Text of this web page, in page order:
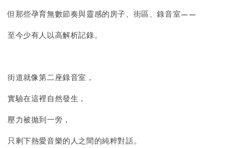
但那些孕育無數節奏與靈感的房子、街區、錄音室——
至今少有人以高解析記錄。
街道就像第二座錄音室，
實驗在這裡自然發生，
壓力被拋到一旁，
只剩下熱愛音樂的人之間的純粹對話。